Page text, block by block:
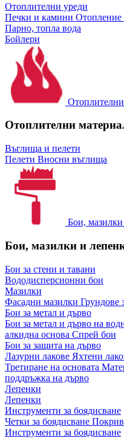
Отоплителни уреди
Печки и камини Отопление
Парно, топла вода
Бойлери
Отоплителни
Въглища и пелети
Пелети Вносни въглища
Бои,
Бои, мазилки и
Бои за стени и тавани
Вододисперсионни бои
Мазилки
Фасадни мазилки Грундове
Бои за метал и дърво
Бои за метал и дърво на
алкидна основа Спрей бои
Бои за защита на дърво
Лазурни лакове Яхтени
Третиране на основата
поддръжка на дърво
Лепенки
Лепенки
Инструменти за боядисване
Четки за боядисване
Инструменти за боядисване